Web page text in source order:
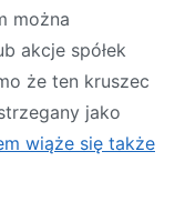
można
akcje spółek
że ten kruszec
jako
wiąże się także